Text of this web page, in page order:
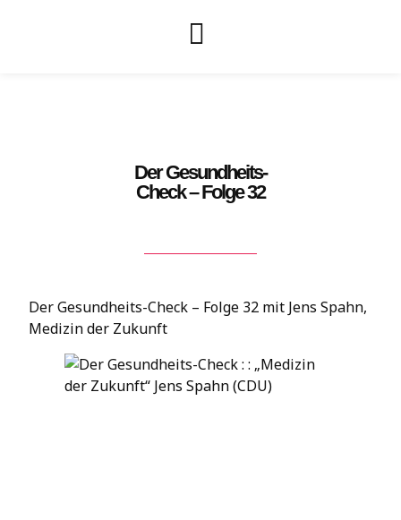
Der Gesundheits-
Check – Folge 32
Der Gesundheits-Check – Folge 32 mit Jens Spahn,
Medizin der Zukunft